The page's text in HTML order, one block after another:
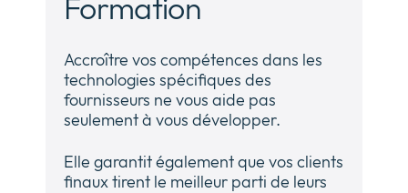
Accroître vos compétences dans les
technologies spécifiques des
fournisseurs ne vous aide pas
seulement à vous développer.
Elle garantit également que vos clients
finaux tirent le meilleur parti de leurs